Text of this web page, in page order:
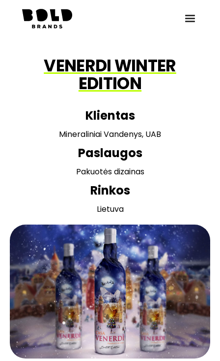
VENERDI WINTER
EDITION
Klientas
Mineraliniai Vandenys, UAB
Paslaugos
Pakuotės dizainas
Rinkos
Lietuva